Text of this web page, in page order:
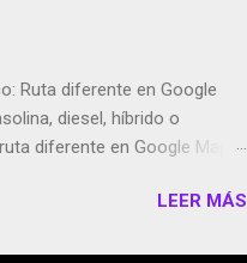
Ruta diferente en Google
diesel, híbrido o
diferente en Google Maps.
de Alphabet, laLEER MÁS